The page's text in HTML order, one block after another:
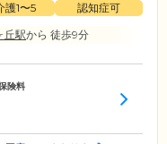
護1〜5
認知症可
丘駅から 徒歩9分
険料